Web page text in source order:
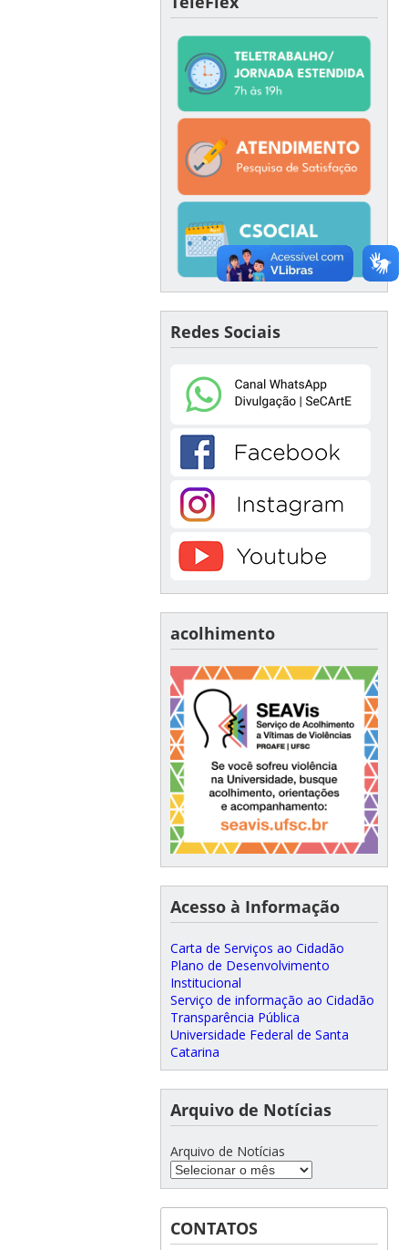
Redes Sociais
acolhimento
Acesso à Informação
Carta de Serviços ao Cidadão
Plano de Desenvolvimento
Institucional
Serviço de informação ao Cidadão
Transparência Pública
Universidade Federal de Santa
Catarina
Arquivo de Notícias
Arquivo de Notícias
CONTATOS